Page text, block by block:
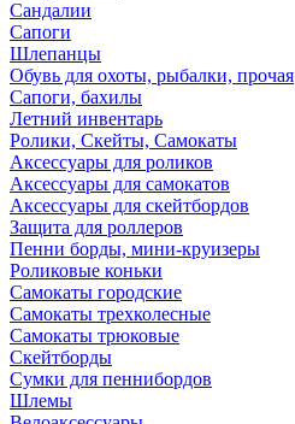
Сандалии
Сапоги
Шлепанцы
Обувь для охоты, рыбалки, прочая
Сапоги, бахилы
Летний инвентарь
Ролики, Скейты, Самокаты
Аксессуары для роликов
Аксессуары для самокатов
Аксессуары для скейтбордов
Защита для роллеров
Пенни борды, мини-круизеры
Роликовые коньки
Самокаты городские
Самокаты трехколесные
Самокаты трюковые
Скейтборды
Сумки для пеннибордов
Шлемы